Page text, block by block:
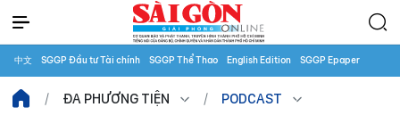
中文 SGGP Đầu tư Tài chính SGGP Thể Thao English Edition SGGP Epaper
ĐA PHƯƠNG TIỆN PODCAST